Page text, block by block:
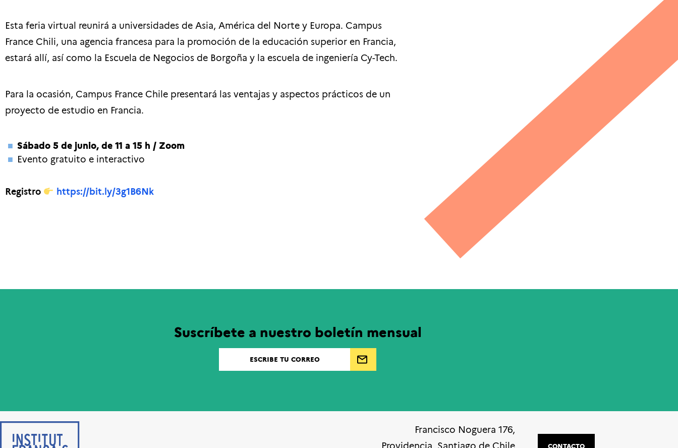
Esta feria virtual reunirá a universidades de Asia, América del Norte y Europa. Campus
France Chili, una agencia francesa para la promoción de la educación superior en Francia,
estará allí, así como la Escuela de Negocios de Borgoña y la escuela de ingeniería Cy-Tech.
Para la ocasión, Campus France Chile presentará las ventajas y aspectos prácticos de un
proyecto de estudio en Francia.
Sábado 5 de junio, de 11 a 15 h / Zoom
Evento gratuito e interactivo
Registro https://bit.ly/3g1B6Nk
Suscríbete a nuestro boletín mensual
Francisco Noguera 176,
Providencia, Santiago de Chile
CONTACTO